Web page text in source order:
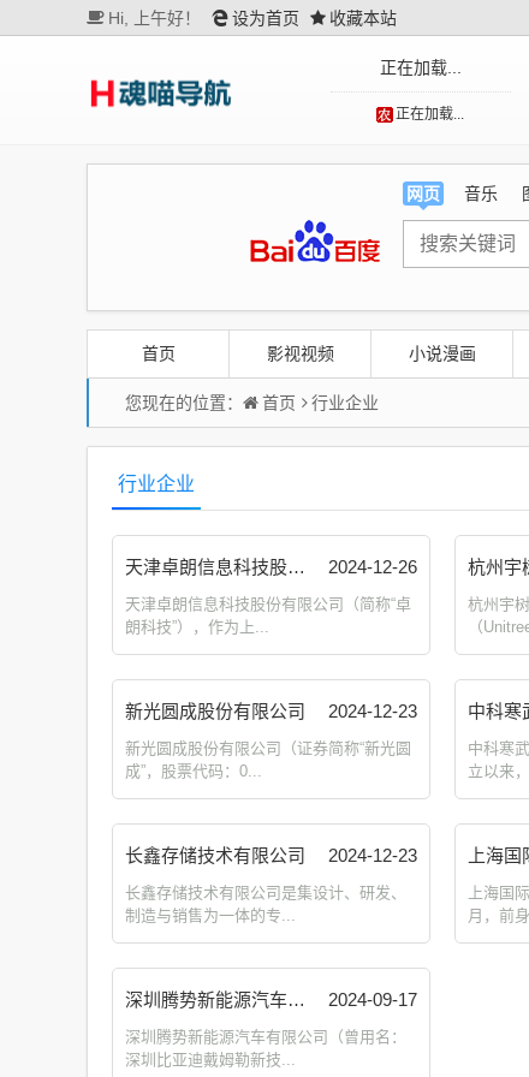
Hi, 上午好！ 设为首页 收藏本站
正在加载...
正在加载...
网页 音乐
首页 影视视频 小说漫画
您现在的位置： 首页 行业企业
行业企业
天津卓朗信息科技股份有限公司 2024-12-26
天津卓朗信息科技股份有限公司（简称“卓
朗科技”），作为上...
杭州宇
杭州宇
（
新光圆成股份有限公司 2024-12-23
新光圆成股份有限公司（证券简称“新光圆
成”，股票代码：0...
中科寒
立以来
长鑫存储技术有限公司 2024-12-23
长鑫存储技术有限公司是集设计、研发、
制造与销售为一体的专...
上海
上海国
月，前
深圳腾势新能源汽车有限公司 2024-09-17
深圳腾势新能源汽车有限公司（曾用名：
深圳比亚迪戴姆勒新技...